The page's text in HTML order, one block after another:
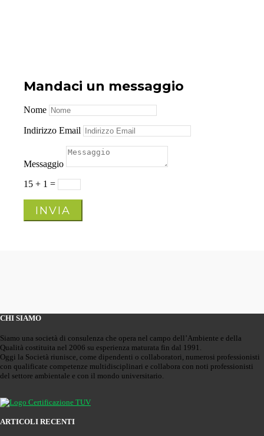
Mandaci un messaggio
Nome
Indirizzo Email
Messaggio
15 + 1 =
INVIA
CHI SIAMO
Siamo una società di consulenza che opera nel campo dell’Ambiente e della
Qualità costituita nel 2006 su esperienza maturata fin dal 1991.
Oggi la Società riunisce, come dipendenti o collaboratori, numerosi professionisti
con qualificate competenze multidisciplinari e collabora con noti professionisti
del settore ambientale e con il mondo universitario.
ARTICOLI RECENTI